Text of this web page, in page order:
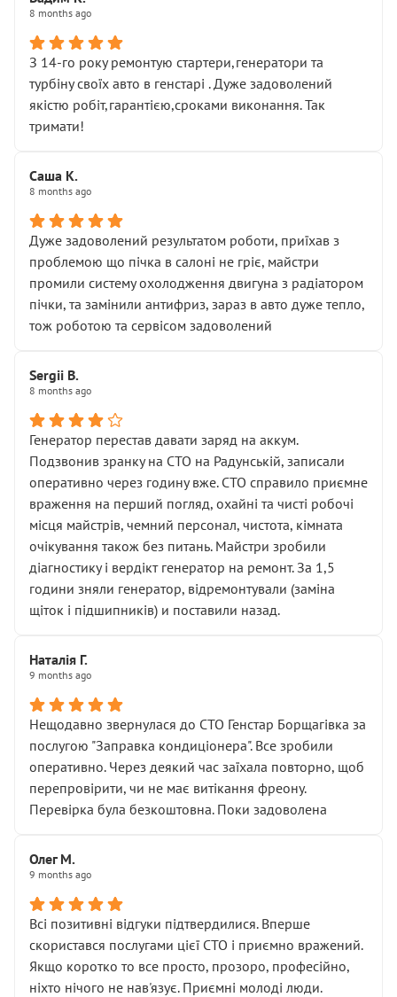
8 months ago
З 14-го року ремонтую стартери,генератори та
турбіну своїх авто в генстарі . Дуже задоволений
якістю робіт,гарантією,сроками виконання. Так
тримати!
Саша К.
8 months ago
Дуже задоволений результатом роботи, приїхав з
проблемою що пічка в салоні не гріє, майстри
промили систему охолодження двигуна з радіатором
пічки, та замінили антифриз, зараз в авто дуже тепло,
тож роботою та сервісом задоволений
Sergii B.
8 months ago
Генератор перестав давати заряд на аккум.
Подзвонив зранку на СТО на Радунській, записали
оперативно через годину вже. СТО справило приємне
враження на перший погляд, охайні та чисті робочі
місця майстрів, чемний персонал, чистота, кімната
очікування також без питань. Майстри зробили
діагностику і вердікт генератор на ремонт. За 1,5
години зняли генератор, відремонтували (заміна
щіток і підшипників) и поставили назад.
Наталія Г.
9 months ago
Нещодавно звернулася до СТО Генстар Борщагівка за
послугою "Заправка кондиціонера". Все зробили
оперативно. Через деякий час заїхала повторно, щоб
перепровірити, чи не має витікання фреону.
Перевірка була безкоштовна. Поки задоволена
Олег М.
9 months ago
Всі позитивні відгуки підтвердилися. Вперше
скористався послугами цієї СТО і приємно вражений.
Якщо коротко то все просто, прозоро, професійно,
ніхто нічого не нав'язує. Приємні молоді люди.